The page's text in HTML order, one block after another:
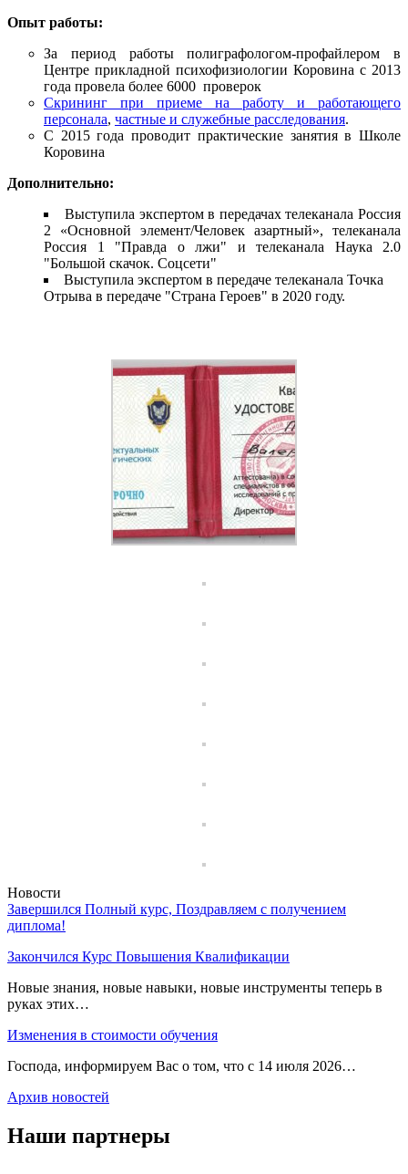
Опыт работы:
За период работы полиграфологом-профайлером в
Центре прикладной психофизиологии Коровина с 2013
года провела более 6000 проверок
Скрининг при приеме на работу и работающего
персонала, частные и служебные расследования.
С 2015 года проводит практические занятия в Школе
Коровина
Дополнительно:
Выступила экспертом в передачах телеканала Россия
2 «Основной элемент/Человек азартный», телеканала
Россия 1 "Правда о лжи" и телеканала Наука 2.0
"Большой скачок. Соцсети"
Выступила экспертом в передаче телеканала Точка
Отрыва в передаче "Страна Героев" в 2020 году.
Новости
Завершился Полный курс, Поздравляем с получением
диплома!
Закончился Курс Повышения Квалификации
Новые знания, новые навыки, новые инструменты теперь в
руках этих…
Изменения в стоимости обучения
Господа, информируем Вас о том, что с 14 июля 2026…
Архив новостей
Наши партнеры